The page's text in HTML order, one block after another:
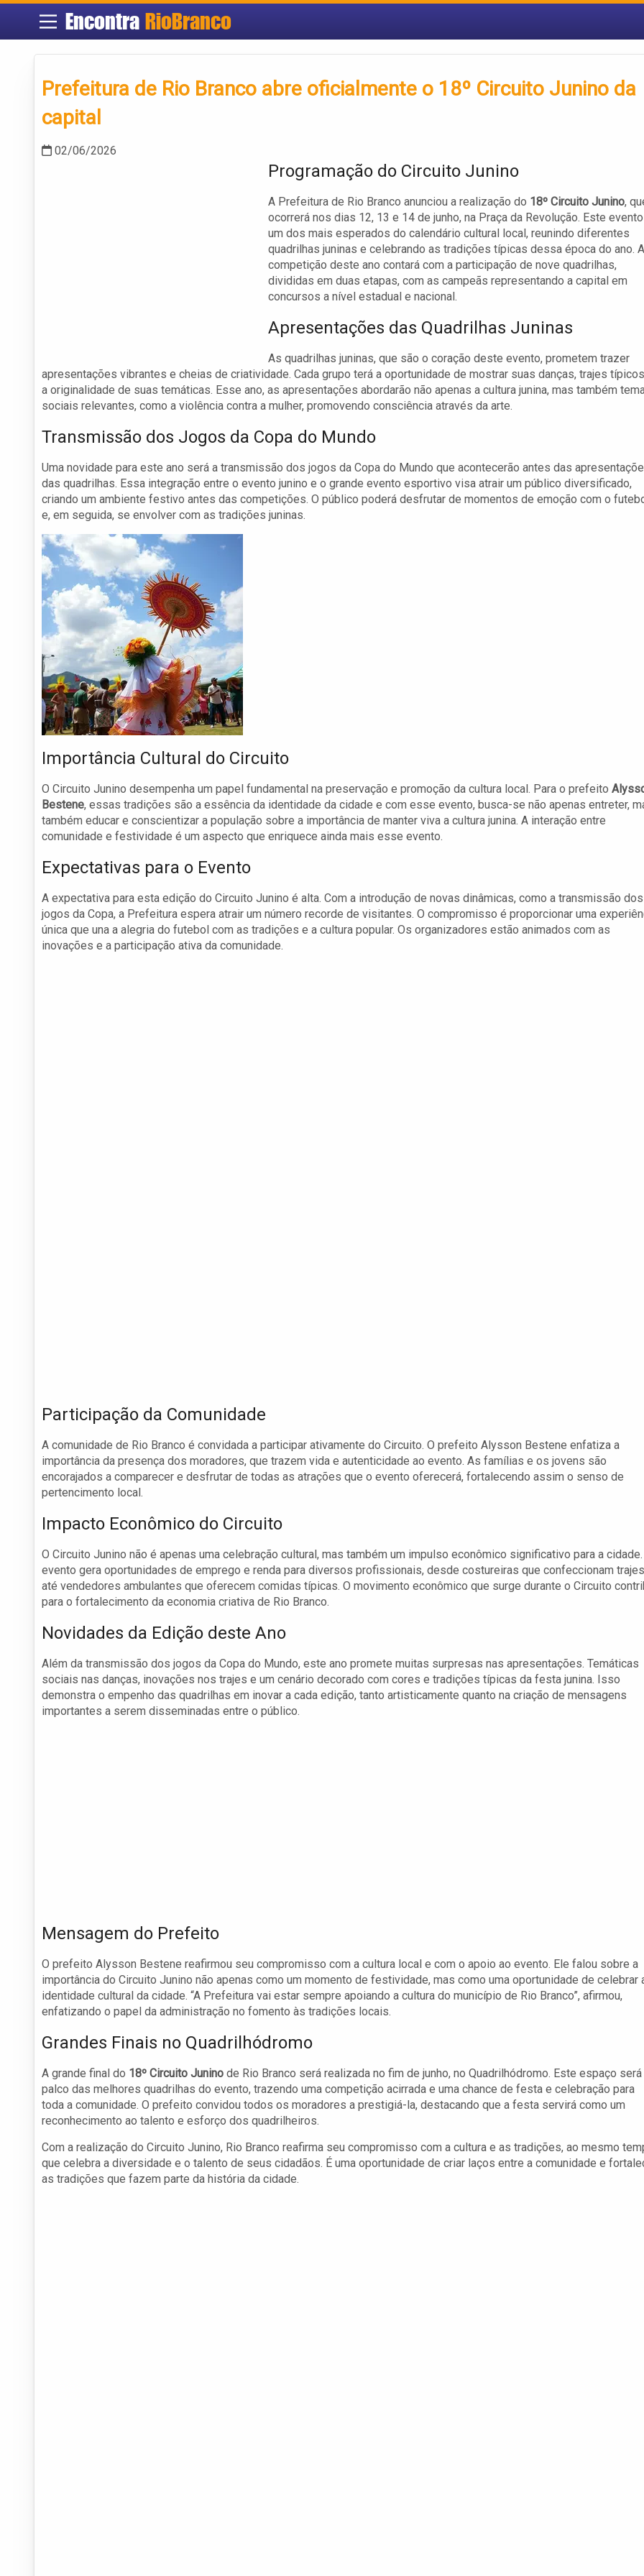
Encontra RioBranco
Prefeitura de Rio Branco abre oficialmente o 18º Circuito Junino da
capital
02/06/2026
Programação do Circuito Junino
A Prefeitura de Rio Branco anunciou a realização do 18º Circuito Junino,
ocorrerá nos dias 12, 13 e 14 de junho, na Praça da Revolução. Este
um dos mais esperados do calendário cultural local, reunindo diferentes
quadrilhas juninas e celebrando as tradições típicas dessa época do ano. A
competição deste ano contará com a participação de nove quadrilhas,
divididas em duas etapas, com as campeãs representando a capital em
concursos a nível estadual e nacional.
Apresentações das Quadrilhas Juninas
As quadrilhas juninas, que são o coração deste evento, prometem trazer
apresentações vibrantes e cheias de criatividade. Cada grupo terá a oportunidade de mostrar suas danças, trajes
a originalidade de suas temáticas. Esse ano, as apresentações abordarão não apenas a cultura junina, mas também
sociais relevantes, como a violência contra a mulher, promovendo consciência através da arte.
Transmissão dos Jogos da Copa do Mundo
Uma novidade para este ano será a transmissão dos jogos da Copa do Mundo que acontecerão antes das
das quadrilhas. Essa integração entre o evento junino e o grande evento esportivo visa atrair um público diversificado,
criando um ambiente festivo antes das competições. O público poderá desfrutar de momentos de emoção com o
e, em seguida, se envolver com as tradições juninas.
Importância Cultural do Circuito
O Circuito Junino desempenha um papel fundamental na preservação e promoção da cultura local. Para o prefeito
Bestene, essas tradições são a essência da identidade da cidade e com esse evento, busca-se não apenas entreter,
também educar e conscientizar a população sobre a importância de manter viva a cultura junina. A interação entre
comunidade e festividade é um aspecto que enriquece ainda mais esse evento.
Expectativas para o Evento
A expectativa para esta edição do Circuito Junino é alta. Com a introdução de novas dinâmicas, como a transmissão dos
jogos da Copa, a Prefeitura espera atrair um número recorde de visitantes. O compromisso é proporcionar uma
única que una a alegria do futebol com as tradições e a cultura popular. Os organizadores estão animados com as
inovações e a participação ativa da comunidade.
Participação da Comunidade
A comunidade de Rio Branco é convidada a participar ativamente do Circuito. O prefeito Alysson Bestene enfatiza a
importância da presença dos moradores, que trazem vida e autenticidade ao evento. As famílias e os jovens são
encorajados a comparecer e desfrutar de todas as atrações que o evento oferecerá, fortalecendo assim o senso de
pertencimento local.
Impacto Econômico do Circuito
O Circuito Junino não é apenas uma celebração cultural, mas também um impulso econômico significativo para a cidade.
evento gera oportunidades de emprego e renda para diversos profissionais, desde costureiras que confeccionam trajes
até vendedores ambulantes que oferecem comidas típicas. O movimento econômico que surge durante o Circuito
para o fortalecimento da economia criativa de Rio Branco.
Novidades da Edição deste Ano
Além da transmissão dos jogos da Copa do Mundo, este ano promete muitas surpresas nas apresentações. Temáticas
sociais nas danças, inovações nos trajes e um cenário decorado com cores e tradições típicas da festa junina. Isso
demonstra o empenho das quadrilhas em inovar a cada edição, tanto artisticamente quanto na criação de mensagens
importantes a serem disseminadas entre o público.
Mensagem do Prefeito
O prefeito Alysson Bestene reafirmou seu compromisso com a cultura local e com o apoio ao evento. Ele falou sobre a
importância do Circuito Junino não apenas como um momento de festividade, mas como uma oportunidade de celebrar
identidade cultural da cidade. “A Prefeitura vai estar sempre apoiando a cultura do município de Rio Branco”, afirmou,
enfatizando o papel da administração no fomento às tradições locais.
Grandes Finais no Quadrilhódromo
A grande final do 18º Circuito Junino de Rio Branco será realizada no fim de junho, no Quadrilhódromo. Este espaço será
palco das melhores quadrilhas do evento, trazendo uma competição acirrada e uma chance de festa e celebração para
toda a comunidade. O prefeito convidou todos os moradores a prestigiá-la, destacando que a festa servirá como um
reconhecimento ao talento e esforço dos quadrilheiros.
Com a realização do Circuito Junino, Rio Branco reafirma seu compromisso com a cultura e as tradições, ao mesmo
que celebra a diversidade e o talento de seus cidadãos. É uma oportunidade de criar laços entre a comunidade e
as tradições que fazem parte da história da cidade.